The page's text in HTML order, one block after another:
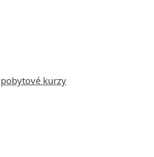
pobytové kurzy